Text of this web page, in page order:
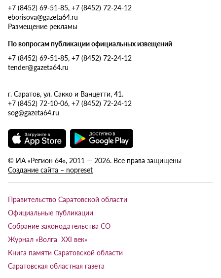
+7 (8452) 69-51-85, +7 (8452) 72-24-12
eborisova@gazeta64.ru
Размещение рекламы
По вопросам публикации официальных извещений
+7 (8452) 69-51-85, +7 (8452) 72-24-12
tender@gazeta64.ru
г. Саратов, ул. Сакко и Ванцетти, 41.
+7 (8452) 72-10-06, +7 (8452) 72-24-12
sog@gazeta64.ru
© ИА «Регион 64», 2011 — 2026. Все права защищены
Создание сайта – nopreset
Правительство Саратовской области
Официальные публикации
Собрание законодательства СО
Журнал «Волга XXI век»
Книга памяти Саратовской области
Саратовская областная газета